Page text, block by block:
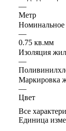
—
Метр
Номинальное
—
0.75 кв.мм
Изоляция
—
Маркировка
—
Цвет
Все
Единица